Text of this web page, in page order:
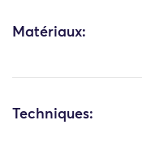
Matériaux:
Techniques: